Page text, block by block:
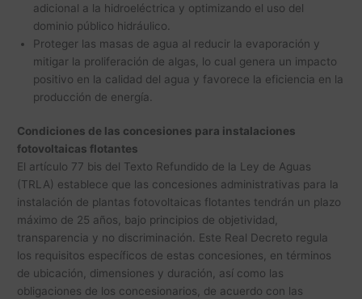
adicional a la hidroeléctrica y optimizando el uso del
dominio público hidráulico.
Proteger las masas de agua al reducir la evaporación y
mitigar la proliferación de algas, lo cual genera un impacto
positivo en la calidad del agua y favorece la eficiencia en la
producción de energía.
Condiciones de las concesiones para instalaciones
fotovoltaicas flotantes
El artículo 77 bis del Texto Refundido de la Ley de Aguas
(TRLA) establece que las concesiones administrativas para la
instalación de plantas fotovoltaicas flotantes tendrán un plazo
máximo de 25 años, bajo principios de objetividad,
transparencia y no discriminación. Este Real Decreto regula
los requisitos específicos de estas concesiones, en términos
de ubicación, dimensiones y duración, así como las
obligaciones de los concesionarios, de acuerdo con las